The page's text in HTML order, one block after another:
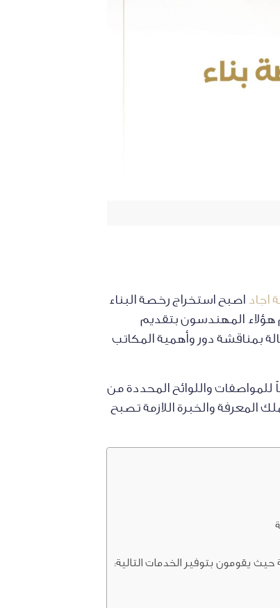
اجاد اصبح استخراج رخصة البناء
هؤلاء المهندسون بتقديم
بمناقشة دور وأهمية المكاتب
للمواصفات واللوائح المحددة من
المعرفة والخبرة اللازمة تصبح
يقومون بتوفير الخدمات التالية: